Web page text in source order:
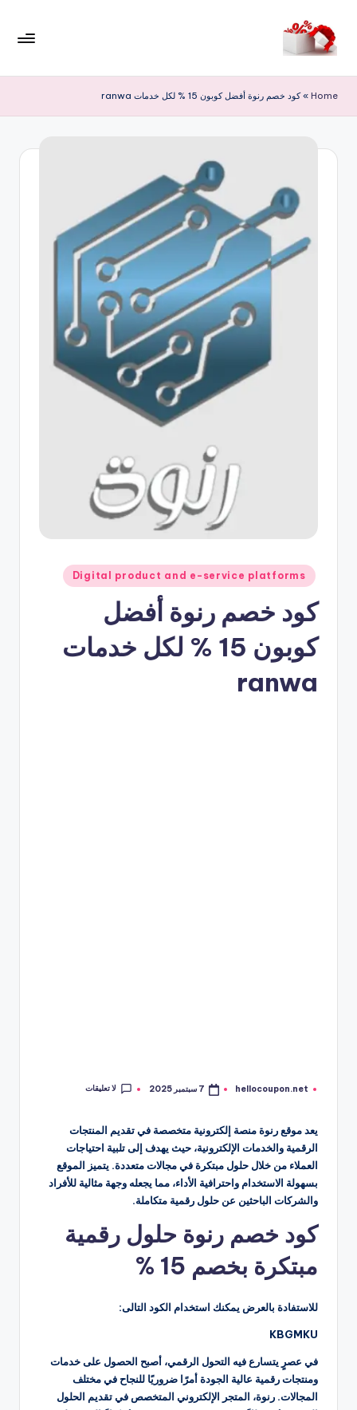
التجاوز
ر
حب
ا
Home
»كود خصم رنوة أفضل كوبون 15 % لكل خدمات ranwa
نُشر
في
Digital product and e-service platforms
كود خصم رنوة أفضل
كوبون 15 % لكل خدمات
ranwa
تمّ
hellocoupon.net 7 سبتمبر 2025 لا تعليقات
يعد موقع رنوة منصة إلكترونية متخصصة في تقديم المنتجات
الرقمية والخدمات الإلكترونية، حيث يهدف إلى تلبية احتياجات
العملاء من خلال حلول مبتكرة في مجالات متعددة. يتميز الموقع
بسهولة الاستخدام واحترافية الأداء، مما يجعله وجهة مثالية للأفراد
والشركات الباحثين عن حلول رقمية متكاملة.
كود خصم رنوة حلول رقمية
مبتكرة بخصم 15 %
للاستفادة بالعرض يمكنك استخدام الكود التالى:
KBGMKU
في عصرٍ يتسارع فيه التحول الرقمي، أصبح الحصول على خدمات
ومنتجات رقمية عالية الجودة أمرًا ضروريًا للنجاح في مختلف
المجالات. رنوة، المتجر الإلكتروني المتخصص في تقديم الحلول